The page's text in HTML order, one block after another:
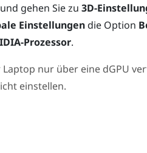
gehen Sie zu 3D-
Einstellungendie Option
Prozessor.
nur über eine dGPU
einstellen.